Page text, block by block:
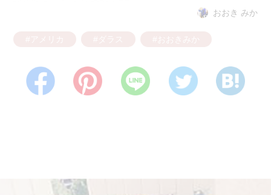
おおき みか